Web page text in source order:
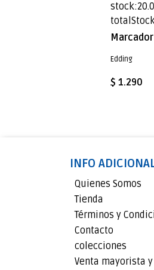
stock:20.0
Edding
$ 1.290
INFO
Quienes Somos
Tienda
Términos y
Contacto
colecciones
Venta mayorista